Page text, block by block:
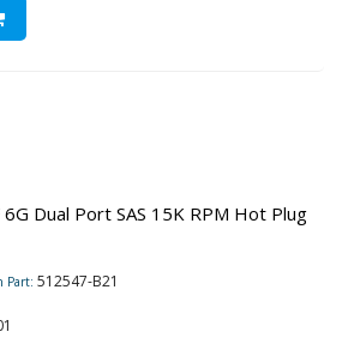
Dual Port SAS 15K RPM Hot Plug
Part: 512547-B21